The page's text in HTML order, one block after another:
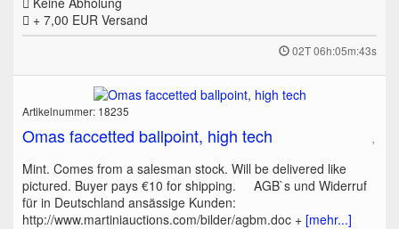
+ 7,00 EUR Versand
02T 06h:05m:43s
Artikelnummer: 18235
Omas faccetted ballpoint, high tech
Mint. Comes from a salesman stock. Will be delivered like
pictured. Buyer pays €10 for shipping. AGB`s und Widerruf
für in Deutschland ansässige Kunden:
http://www.martiniauctions.com/bilder/agbm.doc + [mehr...]